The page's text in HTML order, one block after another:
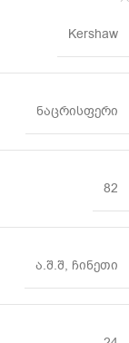
Kershaw
ნაცრისფერი
82
ა.შ.შ, ჩინეთი